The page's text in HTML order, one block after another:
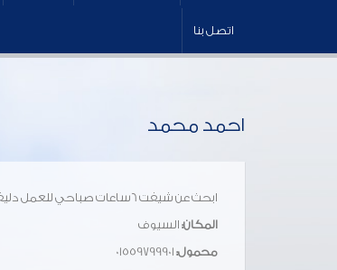
اتصل بنا
احمد محمد
ابحث عن شيفت 6ساعات صباحي للعمل دليفري بدون موتوسيكل
المكان: السيوف
محمول: